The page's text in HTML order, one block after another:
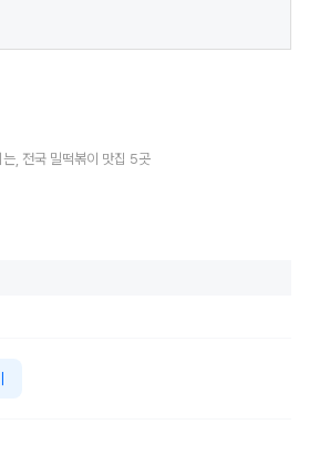
, 전국 밀떡볶이 맛집 5곳